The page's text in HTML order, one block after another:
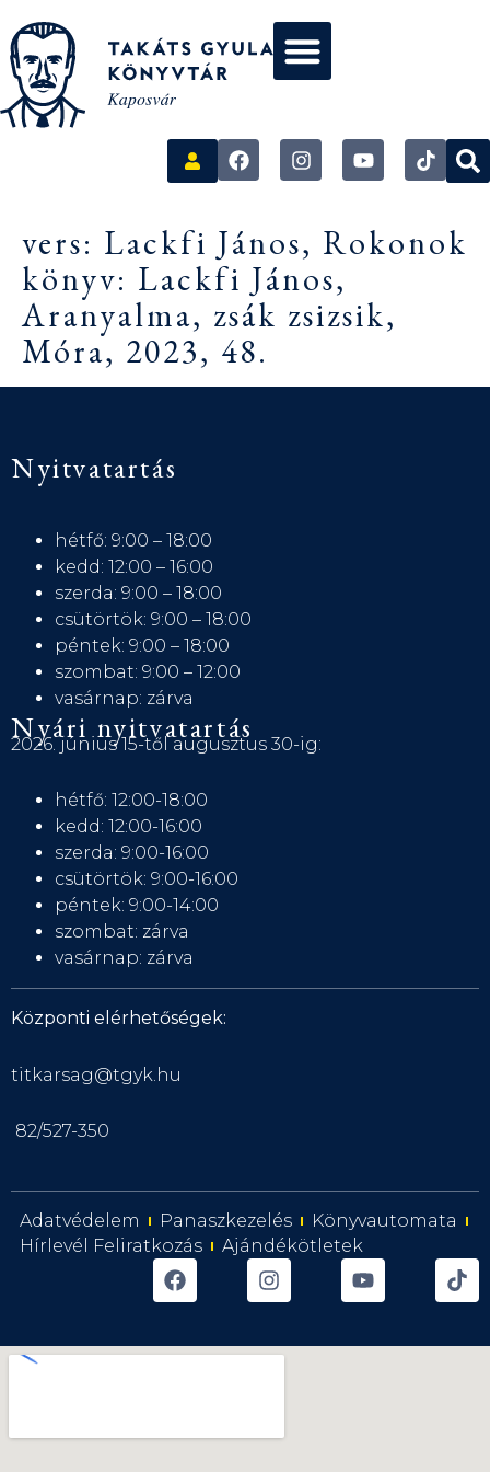
vers: Lackfi János, Rokonok
könyv: Lackfi János,
Aranyalma, zsák zsizsik,
Móra, 2023, 48.
Nyitvatartás
hétfő: 9:00 – 18:00
kedd: 12:00 – 16:00
szerda: 9:00 – 18:00
csütörtök: 9:00 – 18:00
péntek: 9:00 – 18:00
szombat: 9:00 – 12:00
vasárnap: zárva
Nyári nyitvatartás
2026. június 15-től augusztus 30-ig:
hétfő: 12:00-18:00
kedd: 12:00-16:00
szerda: 9:00-16:00
csütörtök: 9:00-16:00
péntek: 9:00-14:00
szombat: zárva
vasárnap: zárva
Központi elérhetőségek:
titkarsag@tgyk.hu
82/527-350
Adatvédelem Panaszkezelés
Könyvautomata
Hírlevél Feliratkozás
Ajándékötletek